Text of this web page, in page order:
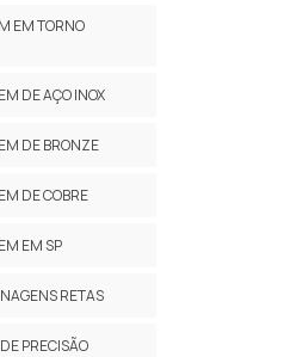
EM TORNO
DE AÇO INOX
DE BRONZE
DE COBRE
EM SP
RETAS
PRECISÃO